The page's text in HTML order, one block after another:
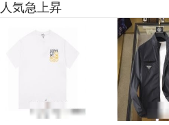
人気急上昇